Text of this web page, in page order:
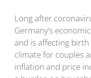
Long after
Germany‘s
and is affecting
climate for couples
inflation and price